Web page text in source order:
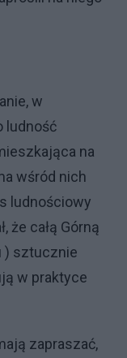
w
ludność
na
wśród nich
ludnościowy
że całą Górną
) sztucznie
w praktyce
zapraszać,